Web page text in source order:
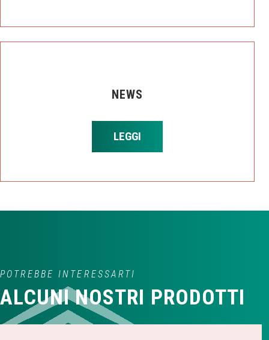
NEWS
LEGGI
POTREBBE INTERESSARTI
ALCUNI NOSTRI PRODOTTI